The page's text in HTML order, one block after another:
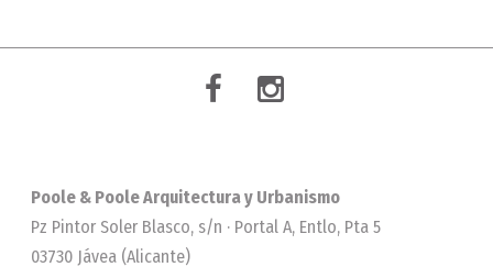
Poole & Poole Arquitectura y Urbanismo
Pz Pintor Soler Blasco, s/n · Portal A, Entlo, Pta 5
03730 Jávea (Alicante)